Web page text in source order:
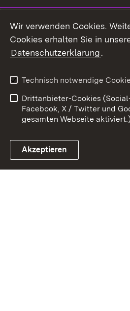
Link zum Landesportal
Kontakt
Impressum
Wir verwenden Cookies.
Cookies erhalten Sie in
Datenschutzerklärung.
Technisch notwendige
Drittanbieter-Cookies
Facebook, X / Twitter und
gesamten Webseite aktiviert.)
Akzeptieren